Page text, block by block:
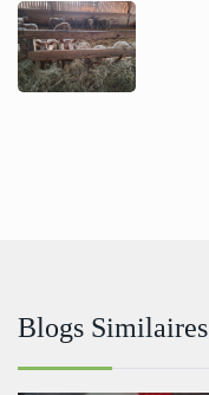
Blogs Similaires